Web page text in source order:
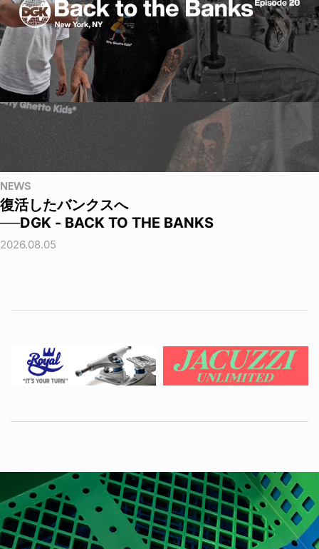
NEWS
復活したバンクスへ
──DGK - BACK TO THE BANKS
2026.08.05